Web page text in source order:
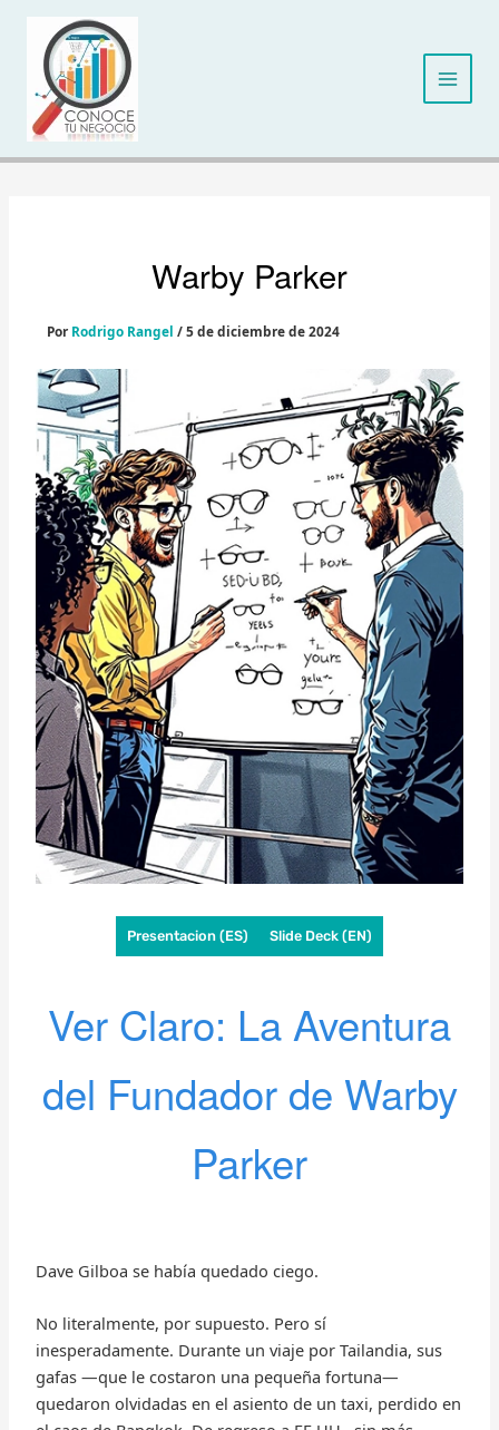
contenido
Warby Parker
Por Rodrigo Rangel /5 de diciembre de 2024
Presentacion (ES) Slide Deck (EN)
Ver Claro: La Aventura
del Fundador de Warby
Parker
Dave Gilboa se había quedado ciego.
No literalmente, por supuesto. Pero sí
inesperadamente. Durante un viaje por Tailandia, sus
gafas —que le costaron una pequeña fortuna—
quedaron olvidadas en el asiento de un taxi, perdido en